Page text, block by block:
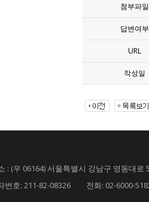
첨부파일
답변여부
URL
작성일
06164) 서울특별시 강남구 영동대로
호: 211-82-08326 전화: 02-6000-